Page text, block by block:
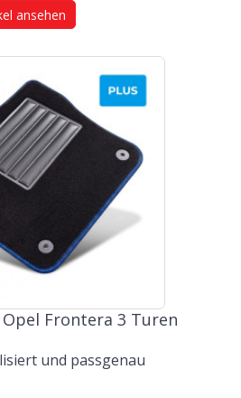
ansehen
Frontera 3 Turen
und passgenau